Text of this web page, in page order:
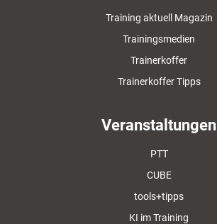
Training aktuell Magazin
Trainingsmedien
Trainerkoffer
Trainerkoffer Tipps
Veranstaltungen
PTT
CUBE
tools+tipps
KI im Training